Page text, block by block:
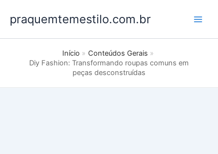
para
conteúdo
praquemtemestilo.com.br
Início
Conteúdos Gerais
Diy Fashion: Transformando roupas comuns em
peças desconstruídas